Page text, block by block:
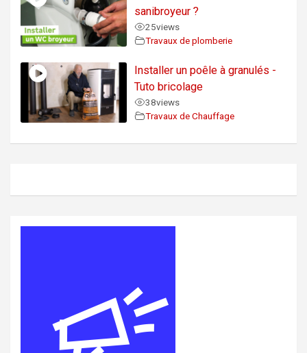
sanibroyeur ?
25views
Travaux de plomberie
Installer un poêle à granulés -
Tuto bricolage
38views
Travaux de Chauffage